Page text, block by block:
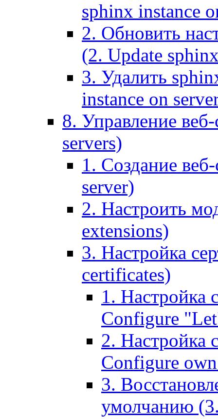
sphinx instance
2. Обновить
(2. Update
3. Удалить
instance on
8. Управление
servers)
1. Создание
server)
2. Настроить
extensions)
3. Настройка
certificates)
1. Настройка
Configure
2. Настройка
Configure
3.
умолчанию